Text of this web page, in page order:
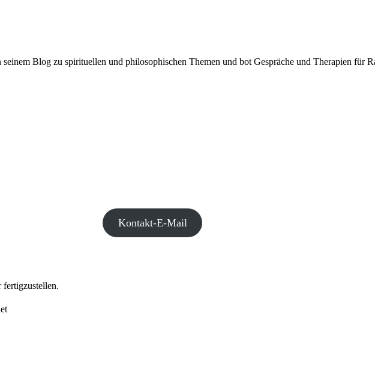
Blog zu spirituellen und philosophischen Themen und bot Gespräche und Therapien für
Kontakt-E-Mail
fertigzustellen.